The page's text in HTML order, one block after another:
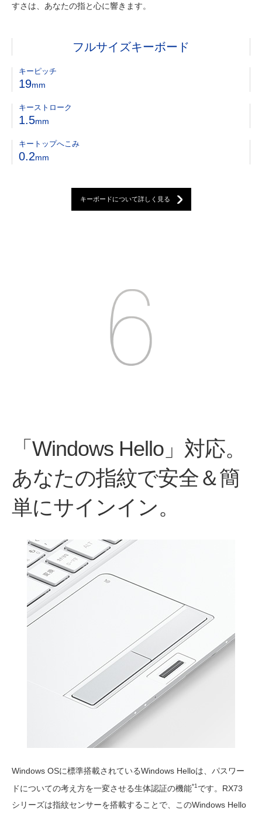
すさは、あなたの指と心に響きます。
フルサイズキーボード
キーピッチ
19mm
キーストローク
1.5mm
キートップへこみ
0.2mm
キーボードについて詳しく見る
「Windows Hello」対応。
あなたの指紋で安全＆簡
単にサインイン。
Windows OSに標準搭載されているWindows Helloは、パスワー
ドについての考え方を一変させる生体認証の機能*1 です。RX73
シリーズは指紋センサーを搭載することで、このWindows Hello